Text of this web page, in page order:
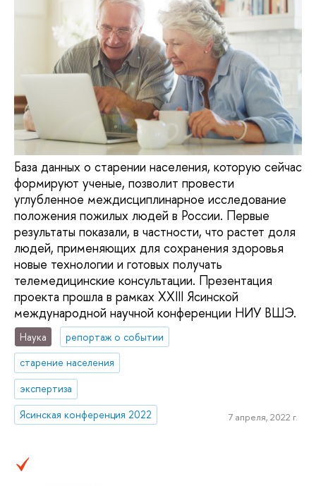
База данных о старении населения, которую сейчас
формируют ученые, позволит провести
углубленное междисциплинарное исследование
положения пожилых людей в России. Первые
результаты показали, в частности, что растет доля
людей, применяющих для сохранения здоровья
новые технологии и готовых получать
телемедицинские консультации. Презентация
проекта прошла в рамках XXIII Ясинской
международной научной конференции НИУ ВШЭ.
Наука
репортаж о событии
старение населения
экспертиза
Ясинская конференция 2022
7 апреля, 2022 г.